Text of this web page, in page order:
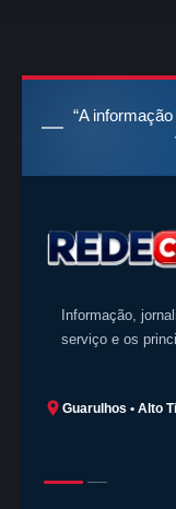
“A
Informação,
serviço e os
Guarulhos • Alto